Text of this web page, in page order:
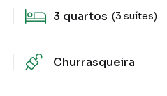
3 quartos (3 suítes)
Churrasqueira